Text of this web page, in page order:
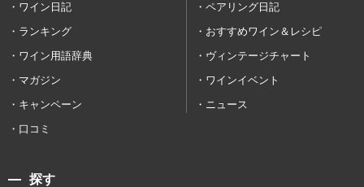
ワイン日記
ペアリング日記
ランキング
おすすめワイン＆レシピ
ワイン用語辞典
ヴィンテージチャート
マガジン
ワインイベント
キャンペーン
ニュース
口コミ
探す